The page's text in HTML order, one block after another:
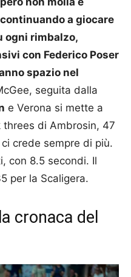
a giocare
ogni rimbalzo,
con Federico Poser
spazio nel
seguita dalla
e Verona si mette a
threes di Ambrosin, 47
crede sempre di più.
con 8.5 secondi. Il
per la Scaligera.
cronaca del